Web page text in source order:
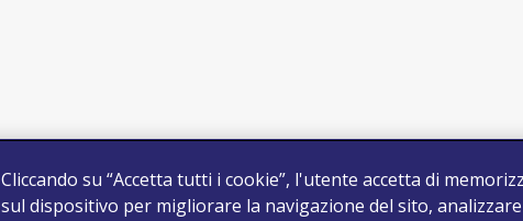
Cliccando su “Accetta tutti i cookie”, l'utente accetta di
sul dispositivo per migliorare la navigazione del sito,